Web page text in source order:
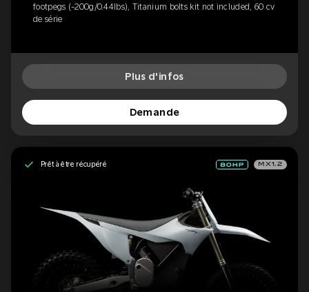
footpegs (-200g/0.44lbs), Titanium bolts kit not included, 60 cv
de série
Plus d'infos
Demande
Prêt à être récupéré MX1.2